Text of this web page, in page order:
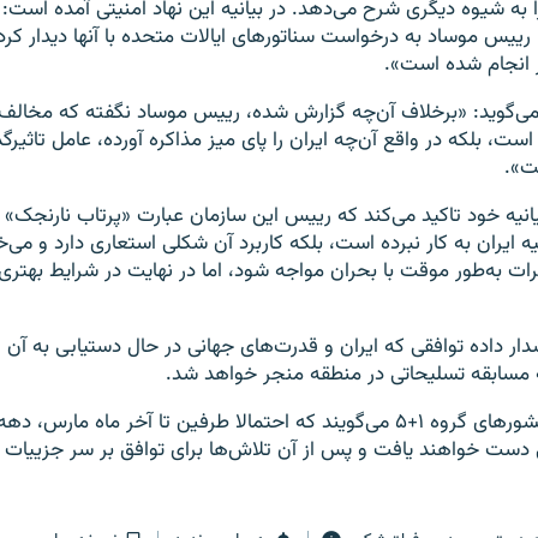
رییس موساد به درخواست سناتورهای ایالات متحده با آنها دیدار
انجام شده است».
«برخلاف آن‌چه گزارش شده، رییس موساد نگفته که
بلکه در واقع آن‌چه ایران را پای میز مذاکره آورده، عامل
خود تاکید می‌کند که رییس این سازمان عبارت «پرتاب نارنجک»
ایران به کار نبرده است، بلکه کاربرد آن شکلی استعاری دارد و
به‌طور موقت با بحران مواجه شود، اما در نهایت در شرایط
داده توافقی که ایران و قدرت‌های جهانی در حال دستیابی به
مسابقه تسلیحاتی در منطقه منجر خواهد شد.
مقامات ایران و کشورهای گروه ۱+۵ می‌گویند که احتمالا طرفین تا آخر ماه
دست خواهند یافت و پس از آن تلاش‌ها برای توافق بر سر جزییات